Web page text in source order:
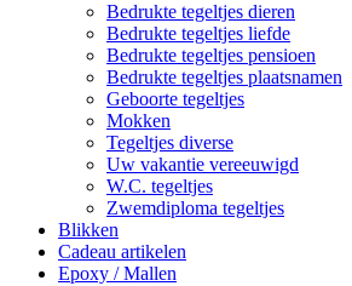
Bedrukte tegeltjes dieren
Bedrukte tegeltjes liefde
Bedrukte tegeltjes pensioen
Bedrukte tegeltjes plaatsnamen
Geboorte tegeltjes
Mokken
Tegeltjes diverse
Uw vakantie vereeuwigd
W.C. tegeltjes
Zwemdiploma tegeltjes
Blikken
Cadeau artikelen
Epoxy / Mallen